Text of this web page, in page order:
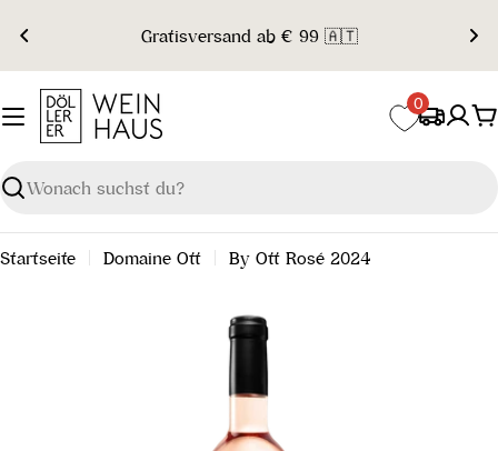
Inhalt
springen
Gratisversand ab € 99 🇦🇹
Suchen
0
Startseite Domaine Ott By Ott Rosé 2024